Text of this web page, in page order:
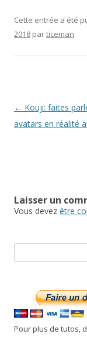
Cette entrée a été
2018 particeman.
Navigation
des
← Kouji: faites
avatars en réalité
Laisser un
Vous devez être
e
e
r
c
Pour plus de tutos,